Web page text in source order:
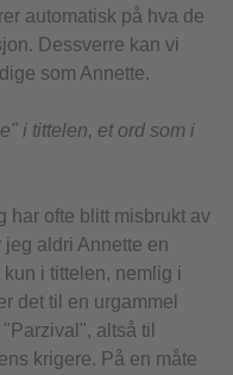
automatisk på hva de
Dessverre kan vi
som Annette.
i tittelen, et ord som i
har ofte blitt misbrukt av
aldri Annette en
i tittelen, nemlig i
det til en urgammel
altså til
krigere. På en måte